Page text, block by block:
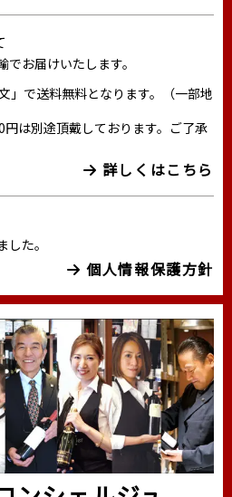
お届けいたします。
」で送料無料となります。（一部地
は別途頂戴しております。ご了承
詳しくはこちら
た。
個人情報保護方針